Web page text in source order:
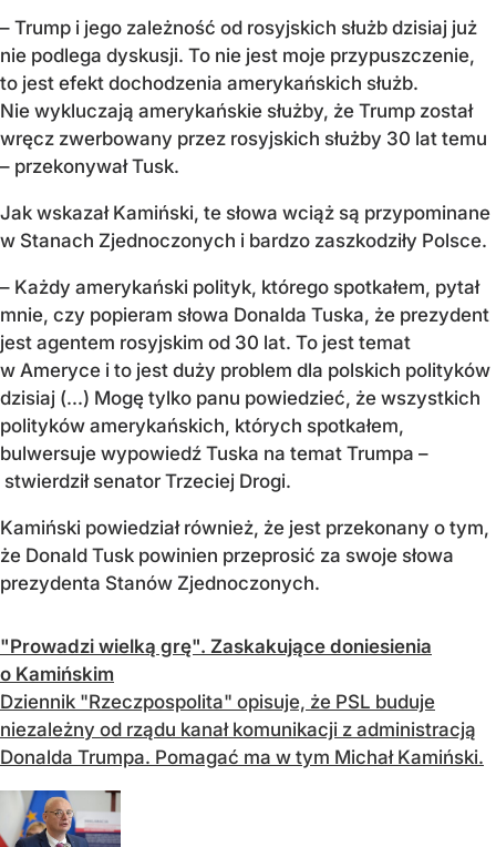
– Trump i jego zależność od rosyjskich służb dzisiaj już
nie podlega dyskusji. To nie jest moje przypuszczenie,
to jest efekt dochodzenia amerykańskich służb.
Nie wykluczają amerykańskie służby, że Trump został
wręcz zwerbowany przez rosyjskich służby 30 lat temu
– przekonywał Tusk.
Jak wskazał Kamiński, te słowa wciąż są przypominane
w Stanach Zjednoczonych i bardzo zaszkodziły Polsce.
– Każdy amerykański polityk, którego spotkałem, pytał
mnie, czy popieram słowa Donalda Tuska, że prezydent
jest agentem rosyjskim od 30 lat. To jest temat
w Ameryce i to jest duży problem dla polskich polityków
dzisiaj (...) Mogę tylko panu powiedzieć, że wszystkich
polityków amerykańskich, których spotkałem,
bulwersuje wypowiedź Tuska na temat Trumpa –
stwierdził senator Trzeciej Drogi.
Kamiński powiedział również, że jest przekonany o tym,
że Donald Tusk powinien przeprosić za swoje słowa
prezydenta Stanów Zjednoczonych.
"Prowadzi wielką grę". Zaskakujące doniesienia
o Kamińskim
Dziennik "Rzeczpospolita" opisuje, że PSL buduje
niezależny od rządu kanał komunikacji z administracją
Donalda Trumpa. Pomagać ma w tym Michał Kamiński.